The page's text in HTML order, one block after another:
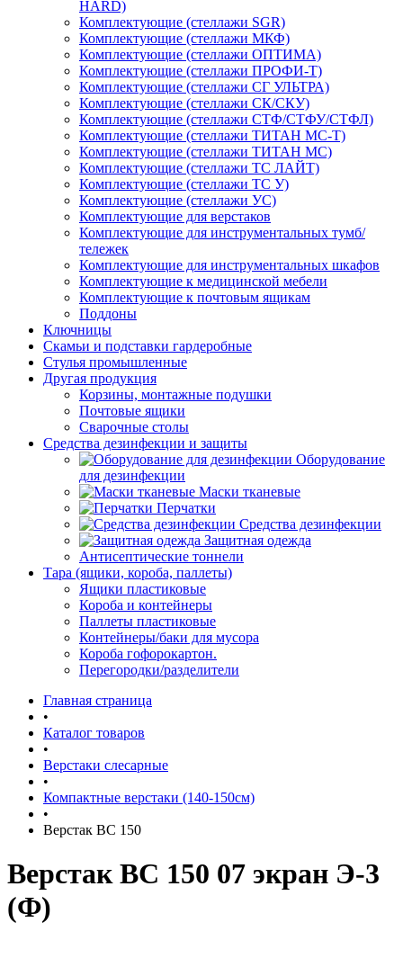
HARD)
Комплектующие (стеллажи SGR)
Комплектующие (стеллажи МКФ)
Комплектующие (стеллажи ОПТИМА)
Комплектующие (стеллажи ПРОФИ-Т)
Комплектующие (стеллажи СГ УЛЬТРА)
Комплектующие (стеллажи СК/СКУ)
Комплектующие (стеллажи СТФ/СТФУ/СТФЛ)
Комплектующие (стеллажи ТИТАН МС-Т)
Комплектующие (стеллажи ТИТАН МС)
Комплектующие (стеллажи ТС ЛАЙТ)
Комплектующие (стеллажи ТС У)
Комплектующие (стеллажи УС)
Комплектующие для верстаков
Комплектующие для инструментальных тумб/
тележек
Комплектующие для инструментальных шкафов
Комплектующие к медицинской мебели
Комплектующие к почтовым ящикам
Поддоны
Ключницы
Скамьи и подставки гардеробные
Стулья промышленные
Другая продукция
Корзины, монтажные подушки
Почтовые ящики
Сварочные столы
Средства дезинфекции и защиты
Оборудование
для дезинфекции
Маски тканевые
Перчатки
Средства дезинфекции
Защитная одежда
Антисептические тоннели
Тара (ящики, короба, паллеты)
Ящики пластиковые
Короба и контейнеры
Паллеты пластиковые
Контейнеры/баки для мусора
Короба гофорокартон.
Перегородки/разделители
Главная страница
•
Каталог товаров
•
Верстаки слесарные
•
Компактные верстаки (140-150см)
•
Верстак ВС 150
Верстак ВС 150 07 экран Э-3
(Ф)